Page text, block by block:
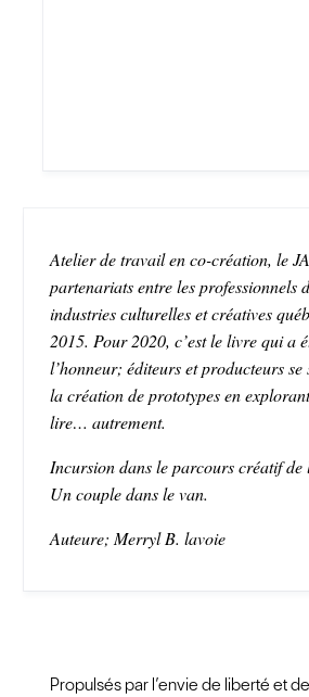
Atelier de travail en co-création, le
partenariats entre les professionnels
industries culturelles et créatives
2015. Pour 2020, c’est le livre qui a
l’honneur; éditeurs et producteurs se
la création de prototypes en
lire… autrement.
Incursion dans le parcours créatif de
Un couple dans le van.
Auteure; Merryl B. lavoie
Propulsés par l’envie de liberté et